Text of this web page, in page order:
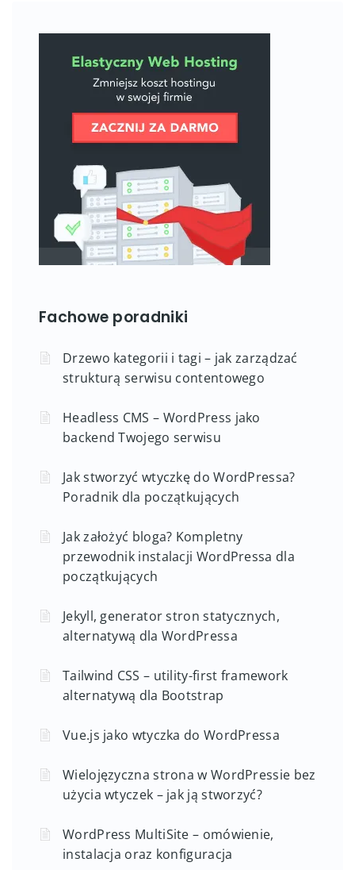
Fachowe poradniki
Drzewo kategorii i tagi – jak zarządzać
strukturą serwisu contentowego
Headless CMS – WordPress jako
backend Twojego serwisu
Jak stworzyć wtyczkę do WordPressa?
Poradnik dla początkujących
Jak założyć bloga? Kompletny
przewodnik instalacji WordPressa dla
początkujących
Jekyll, generator stron statycznych,
alternatywą dla WordPressa
Tailwind CSS – utility-first framework
alternatywą dla Bootstrap
Vue.js jako wtyczka do WordPressa
Wielojęzyczna strona w WordPressie bez
użycia wtyczek – jak ją stworzyć?
WordPress MultiSite – omówienie,
instalacja oraz konfiguracja